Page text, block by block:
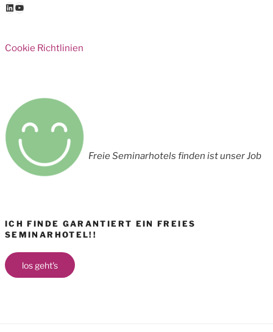
LinkedIn
YouTube
Cookie Richtlinien
Freie Seminarhotels finden ist unser Job
ICH FINDE GARANTIERT EIN FREIES
SEMINARHOTEL!!
los geht's